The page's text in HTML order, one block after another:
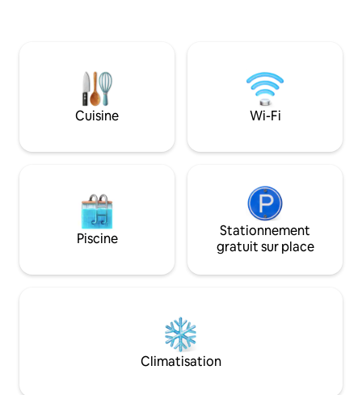
d'équipements haut de gamme, d'une
cuisine entièrement équipée, d'une
connexion Wi-Fi rapide et de petites
attentions VIP supplémentaires. Sûr,
Réservez un séjour parfait dès
chambre 2
gaz Réfrigérateur et micro-ondes
2 salles de séjour
Wifi Canapés,
articles de
Cuisine Wi-Fi
Piscine
Stationnement
gratuit sur place
Climatisation